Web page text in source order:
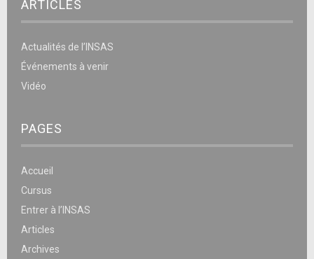
ARTICLES
Actualités de l’INSAS
Événements à venir
Vidéo
PAGES
Accueil
Cursus
Entrer à l’INSAS
Articles
Archives